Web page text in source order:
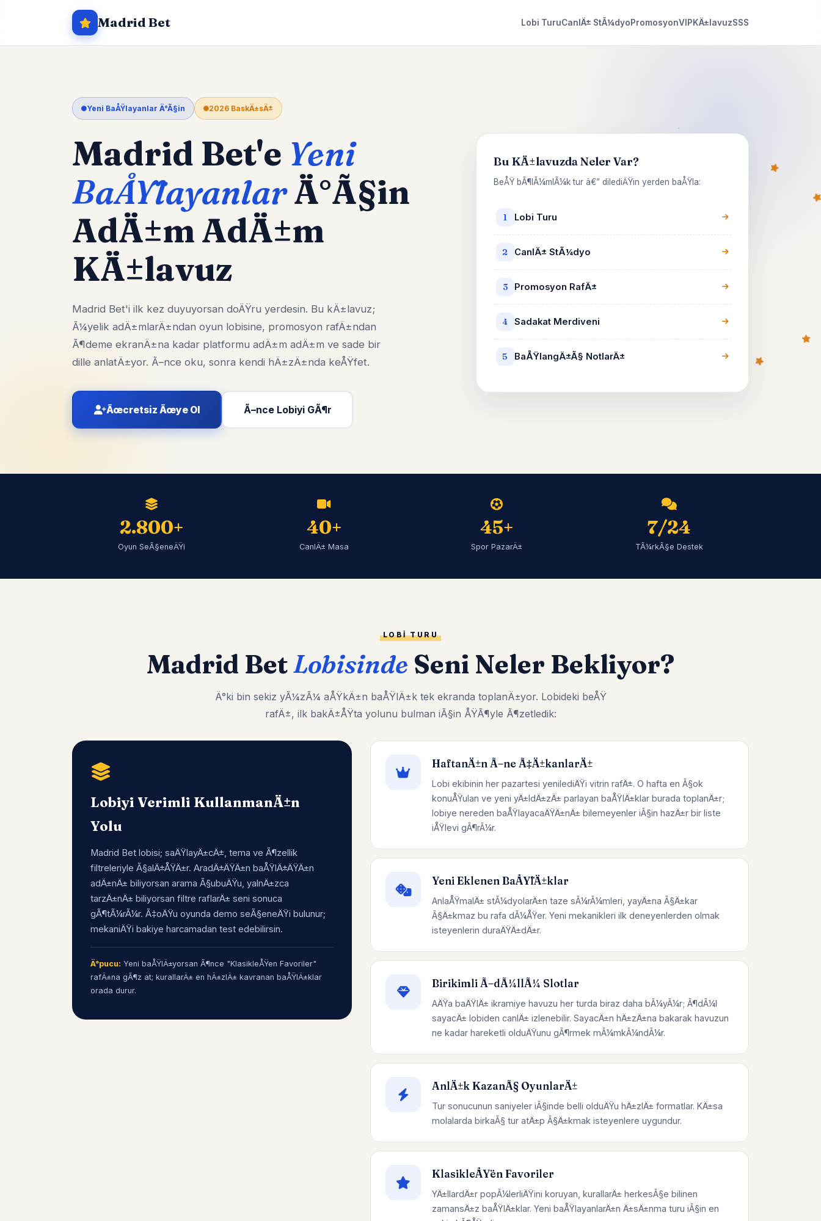
Madrid Bet Lobi TuruCanlÄ± StÃ¼dyoPromosyonVIPKÄ±lavuzSSS
Yeni BaÅŸlayanlar Ä°Ã§in 2026 BaskÄ±sÄ±
Madrid Bet'e Yeni
BaÅŸlayanlarÄ°Ã§in
AdÄ±m AdÄ±m
KÄ±lavuz
Madrid Bet'i ilk kez duyuyorsan doÄŸru yerdesin. Bu kÄ±lavuz;
Ã¼yelik adÄ±mlarÄ±ndan oyun lobisine, promosyon rafÄ±ndan
Ã¶deme ekranÄ±na kadar platformu adÄ±m adÄ±m ve sade bir
dille anlatÄ±yor. Ã–nce oku, sonra kendi hÄ±zÄ±nda keÅŸfet.
Ãœcretsiz Ãœye Ol Ã–nce Lobiyi GÃ¶r
Bu KÄ±lavuzda Neler Var?
BeÅŸ bÃ¶lÃ¼mlÃ¼k tur â€” dilediÄŸin yerden baÅŸla:
1 Lobi Turu
2 CanlÄ± StÃ¼dyo
3 Promosyon RafÄ±
4 Sadakat Merdiveni
5 BaÅŸlangÄ±Ã§ NotlarÄ±
2.800+
Oyun SeÃ§eneÄŸi
40+
CanlÄ± Masa
45+
Spor PazarÄ±
7/24
TÃ¼rkÃ§e Destek
LOBI TURU
Madrid BetLobisinde Seni Neler Bekliyor?
Ä°ki bin sekiz yÃ¼zÃ¼ aÅŸkÄ±n baÅŸlÄ±k tek ekranda toplanÄ±yor. Lobideki beÅŸ
rafÄ±, ilk bakÄ±ÅŸta yolunu bulman iÃ§in ÅŸÃ¶yle Ã¶zetledik:
Lobiyi Verimli KullanmanÄ±n
Yolu
Madrid Bet lobisi; saÄŸlayÄ±cÄ±, tema ve Ã¶zellik
filtreleriyle Ã§alÄ±ÅŸÄ±r. AradÄ±ÄŸÄ±n baÅŸlÄ±ÄŸÄ±n
adÄ±nÄ± biliyorsan arama Ã§ubuÄŸu, yalnÄ±zca
tarzÄ±nÄ± biliyorsan filtre raflarÄ± seni sonuca
gÃ¶tÃ¼rÃ¼r. Ã‡oÄŸu oyunda demo seÃ§eneÄŸi bulunur;
mekaniÄŸi bakiye harcamadan test edebilirsin.
Ä°pucu: Yeni baÅŸlÄ±yorsan Ã¶nce "KlasikleÅŸen Favoriler"
rafÄ±na gÃ¶z at; kurallarÄ± en hÄ±zlÄ± kavranan baÅŸlÄ±klar
orada durur.
HaftanÄ±n Ã–ne Ã‡Ä±kanlarÄ±
Lobi ekibinin her pazartesi yenilediÄŸi vitrin rafÄ±. O hafta en Ã§ok
konuÅŸulan ve yeni yÄ±ldÄ±zÄ± parlayan baÅŸlÄ±klar burada toplanÄ±r;
lobiye nereden baÅŸlayacaÄŸÄ±nÄ± bilemeyenler iÃ§in hazÄ±r bir liste
iÅŸlevi gÃ¶rÃ¼r.
Yeni Eklenen BaÅŸlÄ±klar
AnlaÅŸmalÄ± stÃ¼dyolarÄ±n taze sÃ¼rÃ¼mleri, yayÄ±na Ã§Ä±kar
Ã§Ä±kmaz bu rafa dÃ¼ÅŸer. Yeni mekanikleri ilk deneyenlerden olmak
isteyenlerin duraÄŸÄ±dÄ±r.
Birikimli Ã–dÃ¼llÃ¼ Slotlar
AÄŸa baÄŸlÄ± ikramiye havuzu her turda biraz daha bÃ¼yÃ¼r; Ã¶dÃ¼l
sayacÄ± lobiden canlÄ± izlenebilir. SayacÄ±n hÄ±zÄ±na bakarak havuzun
ne kadar hareketli olduÄŸunu gÃ¶rmek mÃ¼mkÃ¼ndÃ¼r.
AnlÄ±k KazanÃ§ OyunlarÄ±
Tur sonucunun saniyeler iÃ§inde belli olduÄŸu hÄ±zlÄ± formatlar. KÄ±sa
molalarda birkaÃ§ tur atÄ±p Ã§Ä±kmak isteyenlere uygundur.
KlasikleÅŸen Favoriler
YÄ±llardÄ±r popÃ¼lerliÄŸini koruyan, kurallarÄ± herkesÃ§e bilinen
zamansÄ±z baÅŸlÄ±klar. Yeni baÅŸlayanlarÄ±n Ä±sÄ±nma turu iÃ§in en